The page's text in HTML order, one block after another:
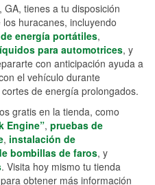
GA, tienes a tu disposición
huracanes, incluyendo
energía portátiles,
para automotrices, y
con anticipación ayuda a
el vehículo durante
de energía prolongados.
gratis en la tienda, como
Engine”, pruebas de
, instalación de
bombillas de faros, y
. Visita hoy mismo tu tienda
obtener más información